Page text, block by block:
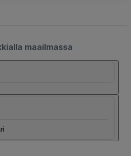
maailmassa